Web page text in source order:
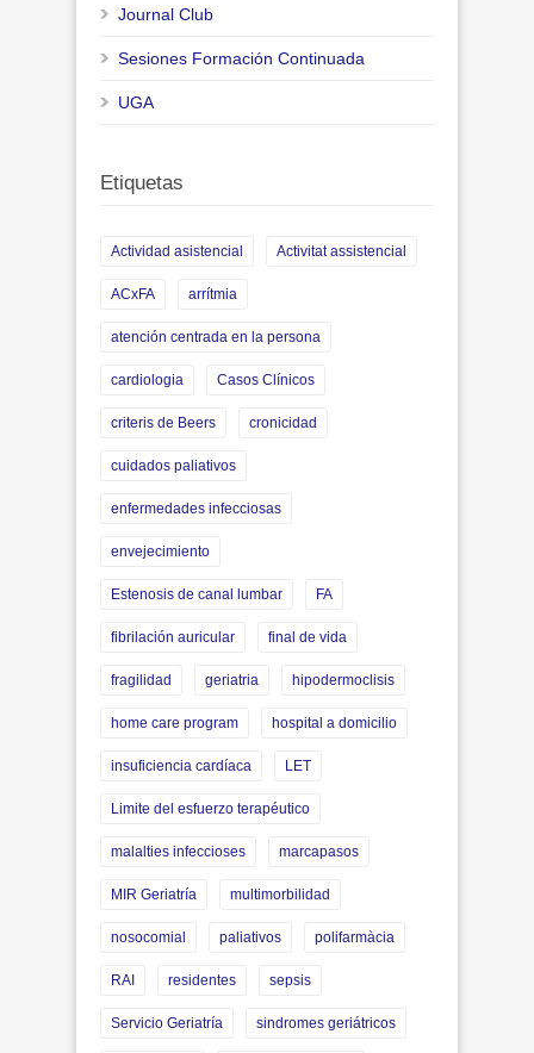
Journal Club
Sesiones Formación Continuada
UGA
Etiquetas
Actividad asistencial Activitat assistencial
ACxFA arrítmia
atención centrada en la persona
cardiologia Casos Clínicos
criteris de Beers cronicidad
cuidados paliativos
enfermedades infecciosas
envejecimiento
Estenosis de canal lumbar FA
fibrilación auricular final de vida
fragilidad geriatria hipodermoclisis
home care program hospital a domicilio
insuficiencia cardíaca LET
Limite del esfuerzo terapéutico
malalties infeccioses marcapasos
MIR Geriatría multimorbilidad
nosocomial paliativos polifarmàcia
RAI residentes sepsis
Servicio Geriatría sindromes geriátricos